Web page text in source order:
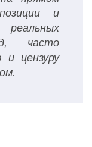
и
часто
и цензуру